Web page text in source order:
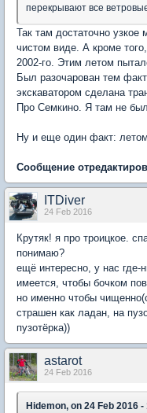
перекрывают все
Так там достаточно
чистом виде. А кроме
2002-го. Этим летом
Был разочарован тем
экскаватором сделана
Про Семкино. Я там не
Ну и еще один факт:
Сообщение
ITDiver
24 Feb 2016
Крутяк! я про троицкое.
понимаю?
ещё интересно, у нас где-
имеется, чтобы бочком
но именно чтобы
страшен как ладан, на
пузотёрка))
astarot
24 Feb 2016
Hidemon, on 24 Feb 2016 -